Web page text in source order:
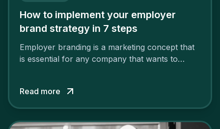
How to implement your employer
brand strategy in 7 steps
Employer branding is a marketing concept that
is essential for any company that wants to
solid and positive employer brand are clear, you
cannot simply wave a magic wand for it to be
Read more